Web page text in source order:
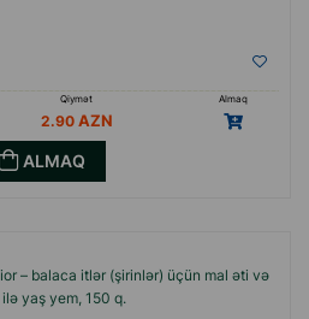
Qiymət
Almaq
2.90
ALMAQ
– balaca itlər (şirinlər) üçün mal əti və
yaş yem, 150 q.